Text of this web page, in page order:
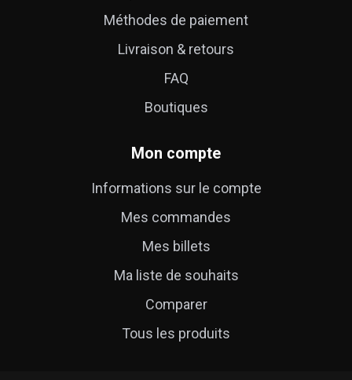
Méthodes de paiement
Livraison & retours
FAQ
Boutiques
Mon compte
Informations sur le compte
Mes commandes
Mes billets
Ma liste de souhaits
Comparer
Tous les produits